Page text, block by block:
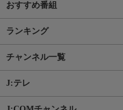
おすすめ番組
ランキング
チャンネル一覧
J:テレ